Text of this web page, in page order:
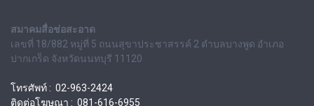
สมาคมสื่อช่อสะอาด
เลขที่ 18/882 หมู่ที่ 5 ถนนสุขาประชาสรรค์ 2 ตำบลบางพูด อำเภอ
ปากเกร็ด จังหวัดนนทบุรี 11120
โทรศัพท์ : 02-963-2424
ติดต่อโฆษณา : 081-616-6955